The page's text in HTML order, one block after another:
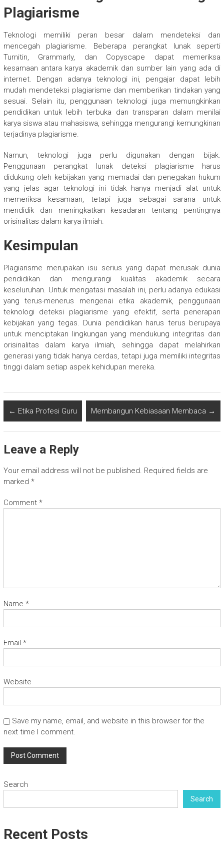
Plagiarisme
Teknologi memiliki peran besar dalam mendeteksi dan
mencegah plagiarisme. Beberapa perangkat lunak seperti
Turnitin, Grammarly, dan Copyscape dapat memeriksa
kesamaan antara karya akademik dan sumber lain yang ada di
internet. Dengan adanya teknologi ini, pengajar dapat lebih
mudah mendeteksi plagiarisme dan memberikan tindakan yang
sesuai. Selain itu, penggunaan teknologi juga memungkinkan
pendidikan untuk lebih terbuka dan transparan dalam menilai
karya siswa atau mahasiswa, sehingga mengurangi kemungkinan
terjadinya plagiarisme.
Namun, teknologi juga perlu digunakan dengan bijak.
Penggunaan perangkat lunak deteksi plagiarisme harus
didukung oleh kebijakan yang memadai dan penegakan hukum
yang jelas agar teknologi ini tidak hanya menjadi alat untuk
memeriksa kesamaan, tetapi juga sebagai sarana untuk
mendidik dan meningkatkan kesadaran tentang pentingnya
orisinalitas dalam karya ilmiah.
Kesimpulan
Plagiarisme merupakan isu serius yang dapat merusak dunia
pendidikan dan mengurangi kualitas akademik secara
keseluruhan. Untuk mengatasi masalah ini, perlu adanya edukasi
yang terus-menerus mengenai etika akademik, penggunaan
teknologi deteksi plagiarisme yang efektif, serta penerapan
kebijakan yang tegas. Dunia pendidikan harus terus berupaya
untuk menciptakan lingkungan yang mendukung integritas dan
orisinalitas dalam karya ilmiah, sehingga dapat melahirkan
generasi yang tidak hanya cerdas, tetapi juga memiliki integritas
tinggi dalam setiap aspek kehidupan mereka.
← Etika Profesi Guru Membangun Kebiasaan Membaca →
Leave a Reply
Your email address will not be published. Required fields are
marked *
Comment *
Name *
Email *
Website
Save my name, email, and website in this browser for the
next time I comment.
Search
Search
Recent Posts